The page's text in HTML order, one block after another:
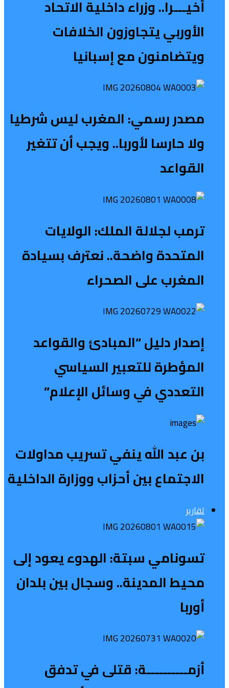
أخيـــرا.. وزراء داخلية الاتحاد
الأوربي يتجاوزون الخلافات
ويتضامنون مع إسبانيا
مصدر رسمي: المغرب ليس شرطيا
ولا حارسا لأوربا.. ويجب أن تتغير
القواعد
ترمب لجلالة الملك: الولايات
المتحدة واضحة.. نعترف بسيادة
المغرب على الصحراء
إصدار دليل “المبادئ والقواعد
المؤطرة للتعبير السياسي
التعددي في وسائل الإعلام”
بن عبد الله ينفي تسريب مداولات
الاجتماع بين أحزاب ووزارة الداخلية
تقارير
تسونامي سبتة: الهدوء يعود إلى
محيط المدينة.. وسجال بين بلدان
أوربا
أزمــــــــــة: قتلى في تدفق